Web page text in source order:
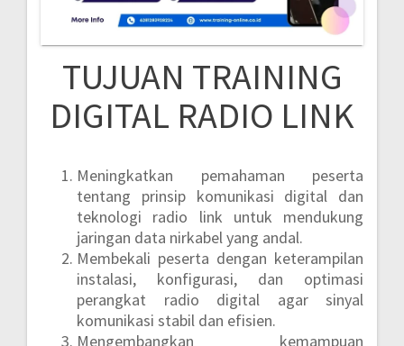
TUJUAN TRAINING
DIGITAL RADIO LINK
Meningkatkan pemahaman peserta
tentang prinsip komunikasi digital dan
teknologi radio link untuk mendukung
jaringan data nirkabel yang andal.
Membekali peserta dengan keterampilan
instalasi, konfigurasi, dan optimasi
perangkat radio digital agar sinyal
komunikasi stabil dan efisien.
Mengembangkan kemampuan